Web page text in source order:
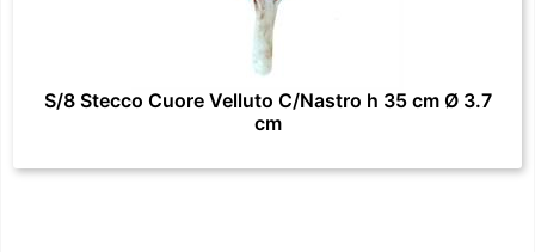
S/8 Stecco Cuore Velluto C/Nastro h 35 cm Ø 3.7
cm